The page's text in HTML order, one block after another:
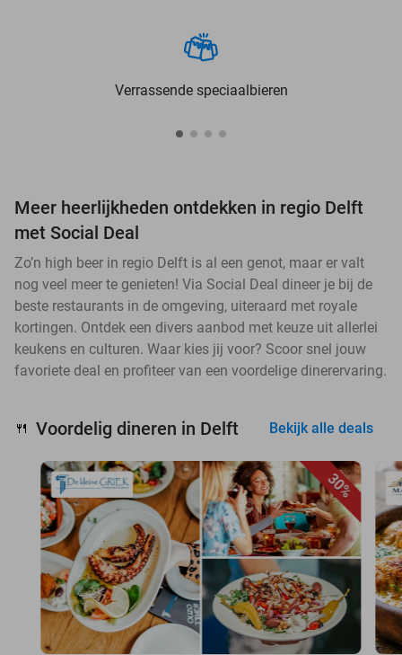
Verrassende speciaalbieren
Meer heerlijkheden ontdekken in regio Delft
met Social Deal
Zo’n high beer in regio Delft is al een genot, maar er valt
nog veel meer te genieten! Via Social Deal dineer je bij de
beste restaurants in de omgeving, uiteraard met royale
kortingen. Ontdek een divers aanbod met keuze uit allerlei
keukens en culturen. Waar kies jij voor? Scoor snel jouw
favoriete deal en profiteer van een voordelige dinerervaring.
🍴 Voordelig dineren in Delft Bekijk alle deals
30%